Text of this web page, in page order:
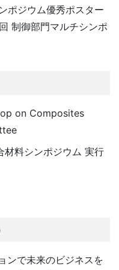
ポジウム優秀ポスター
制御部門マルチシンポ
on Composites
材料シンポジウム 実行
ンで未来のビジネスを